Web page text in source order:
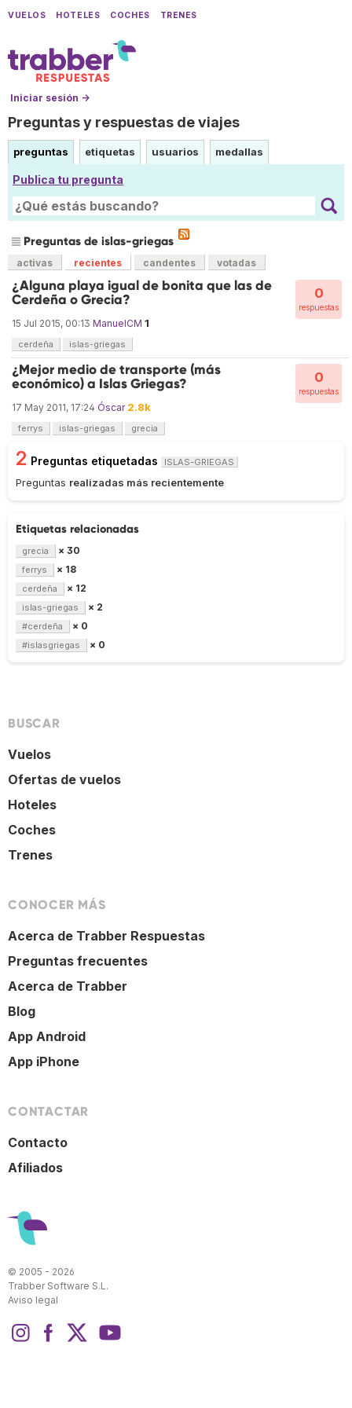
VUELOS HOTELES COCHES TRENES
Iniciar sesión →
Preguntas y respuestas de viajes
preguntas etiquetas usuarios medallas
Publica tu pregunta
Preguntas de islas-griegas
activas recientes candentes votadas
0
respuestas
¿Alguna playa igual de bonita que las de
Cerdeña o Grecia?
15 Jul 2015, 00:13 ManuelCM 1
cerdeña islas-griegas
0
respuestas
¿Mejor medio de transporte (más
económico) a Islas Griegas?
17 May 2011, 17:24 Óscar 2.8k
ferrys islas-griegas grecia
2 Preguntas etiquetadas ISLAS-GRIEGAS
Preguntas realizadas más recientemente
Etiquetas relacionadas
grecia × 30
ferrys × 18
cerdeña × 12
islas-griegas × 2
#cerdeña × 0
#islasgriegas × 0
BUSCAR
Vuelos
Ofertas de vuelos
Hoteles
Coches
Trenes
CONOCER MÁS
Acerca de Trabber Respuestas
Preguntas frecuentes
Acerca de Trabber
Blog
App Android
App iPhone
CONTACTAR
Contacto
Afiliados
© 2005 - 2026
Trabber Software S.L.
Aviso legal